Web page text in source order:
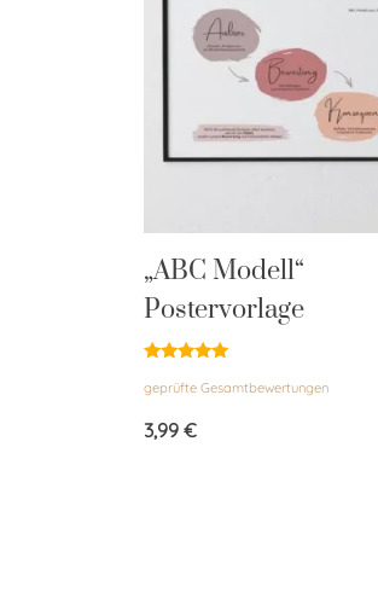
„ABC Modell“
Postervorlage
mit
von 5
geprüfte Gesamtbewertungen
3,99 €